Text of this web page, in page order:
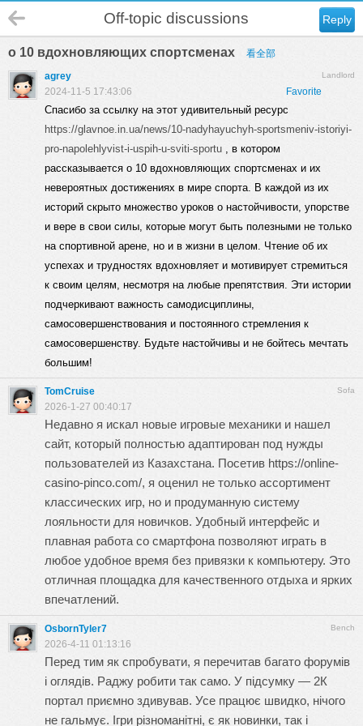
Reply
Off-topic discussions
о 10 вдохновляющих спортсменах 看全部
Landlord
agrey
Favorite
2024-11-5 17:43:06
Спасибо за ссылку на этот удивительный ресурс
https://glavnoe.in.ua/news/10-nadyhayuchyh-sportsmeniv-istoriyi-
pro-napolehlyvist-i-uspih-u-sviti-sportu , в котором
рассказывается о 10 вдохновляющих спортсменах и их
невероятных достижениях в мире спорта. В каждой из их
историй скрыто множество уроков о настойчивости, упорстве
и вере в свои силы, которые могут быть полезными не только
на спортивной арене, но и в жизни в целом. Чтение об их
успехах и трудностях вдохновляет и мотивирует стремиться
к своим целям, несмотря на любые препятствия. Эти истории
подчеркивают важность самодисциплины,
самосовершенствования и постоянного стремления к
самосовершенству. Будьте настойчивы и не бойтесь мечтать
большим!
Sofa
TomCruise
2026-1-27 00:40:17
Недавно я искал новые игровые механики и нашел
сайт, который полностью адаптирован под нужды
пользователей из Казахстана. Посетив https://online-
casino-pinco.com/, я оценил не только ассортимент
классических игр, но и продуманную систему
лояльности для новичков. Удобный интерфейс и
плавная работа со смартфона позволяют играть в
любое удобное время без привязки к компьютеру. Это
отличная площадка для качественного отдыха и ярких
впечатлений.
Bench
OsbornTyler7
2026-4-11 01:13:16
Перед тим як спробувати, я перечитав багато форумів
і оглядів. Раджу робити так само. У підсумку — 2К
портал приємно здивував. Усе працює швидко, нічого
не гальмує. Ігри різноманітні, є як новинки, так і